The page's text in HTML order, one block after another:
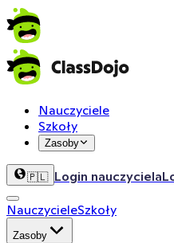
Nauczyciele
Szkoły
Zasoby
🇵🇱 Login nauczyciela
NauczycieleSzkoły
Zasoby